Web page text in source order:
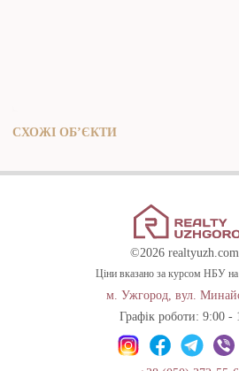
СХОЖІ ОБ’ЄКТИ
©2026
Ціни вказано за курсом НБУ
м. Ужгород, вул.
Графік роботи: 9:00 -